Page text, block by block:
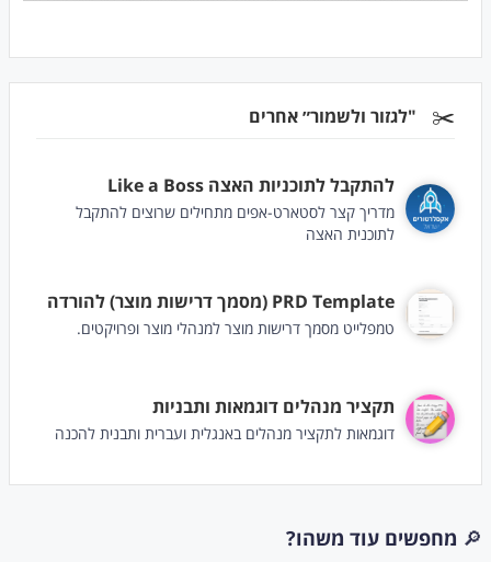
✂️ "לגזור ולשמור״ אחרים
להתקבל לתוכניות האצה Like a Boss
מדריך קצר לסטארט-אפים מתחילים שרוצים להתקבל
לתוכנית האצה
PRD Template (מסמך דרישות מוצר) להורדה
טמפלייט מסמך דרישות מוצר למנהלי מוצר ופרויקטים.
תקציר מנהלים דוגמאות ותבניות
דוגמאות לתקציר מנהלים באנגלית ועברית ותבנית להכנה
🔎 מחפשים עוד משהו?